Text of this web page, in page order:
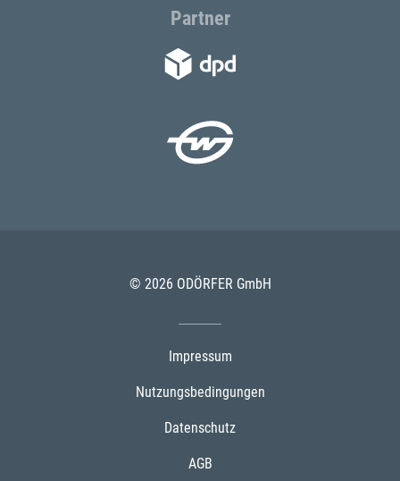
Partner
© 2026 ODÖRFER GmbH
Impressum
Nutzungsbedingungen
Datenschutz
AGB